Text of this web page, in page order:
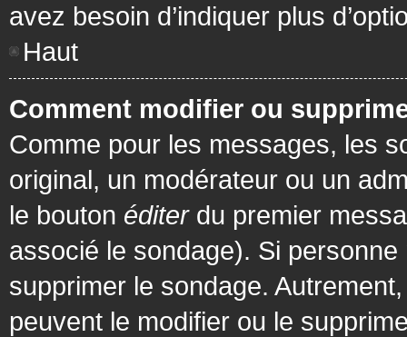
avez besoin d’indiquer plus
Haut
Comment modifier ou
Comme pour les messages, les
original, un modérateur ou un
le bouton éditerdu premier
associé le sondage). Si personne
supprimer le sondage.
peuvent le modifier ou le